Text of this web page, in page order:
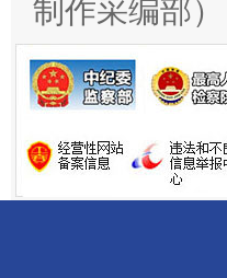
制作采编部）